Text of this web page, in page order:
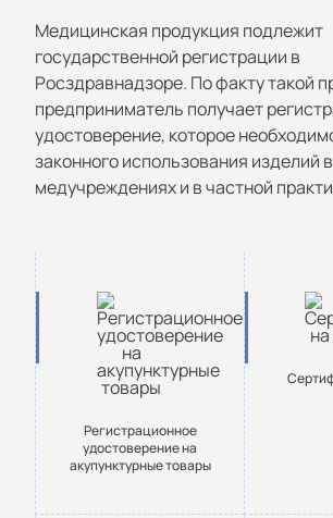
Медицинская продукция подлежит
государственной регистрации в
Росздравнадзоре. По факту такой
предприниматель получает
удостоверение, которое
законного использования изделий в
медучреждениях и в частной
Регистрационное
удостоверение на
акупунктурные товары